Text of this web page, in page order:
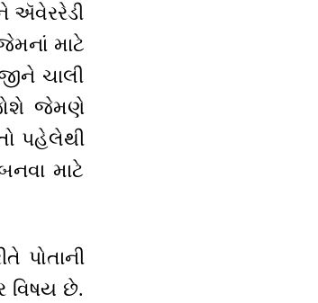
ઍવેરરેડી
માટે
ચાલી
જેમણે
પહેલેથી
માટે
પોતાની
વિષય છે.